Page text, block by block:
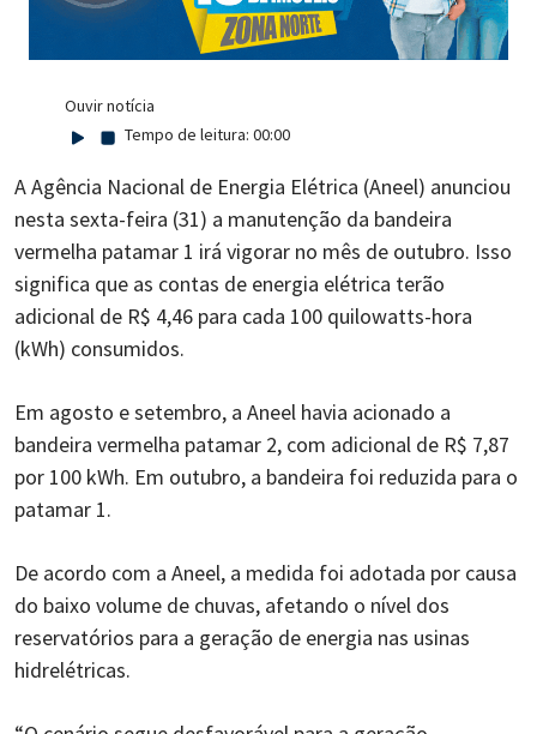
Ouvir notícia
Tempo de leitura: 00:00
A Agência Nacional de Energia Elétrica (Aneel) anunciou
nesta sexta-feira (31) a manutenção da bandeira
vermelha patamar 1 irá vigorar no mês de outubro. Isso
significa que as contas de energia elétrica terão
adicional de R$ 4,46 para cada 100 quilowatts-hora
(kWh) consumidos.
Em agosto e setembro, a Aneel havia acionado a
bandeira vermelha patamar 2, com adicional de R$ 7,87
por 100 kWh. Em outubro, a bandeira foi reduzida para o
patamar 1.
De acordo com a Aneel, a medida foi adotada por causa
do baixo volume de chuvas, afetando o nível dos
reservatórios para a geração de energia nas usinas
hidrelétricas.